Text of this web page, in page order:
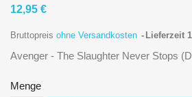
12,95 €
Bruttopreis ohne Versandkosten Lieferzeit
Avenger - The Slaughter Never Stops
Menge